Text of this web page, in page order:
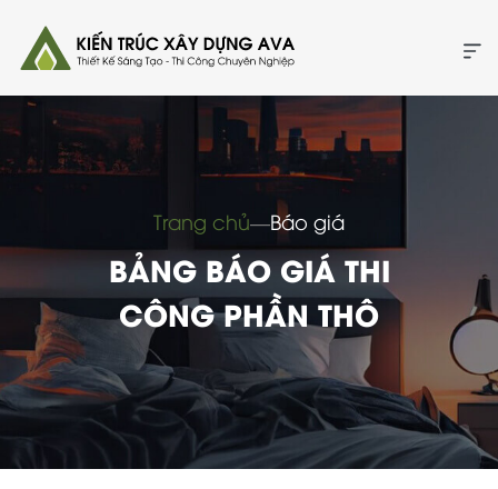
Trang chủ―Báo giá
BẢNG BÁO GIÁ THI
CÔNG PHẦN THÔ